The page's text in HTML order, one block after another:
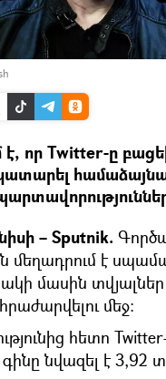
է, որ Twitter-ը
– Sputnik.
մեղադրում է
մասին տվյալներ
մեջ:
հետո
նվազել է 3,92